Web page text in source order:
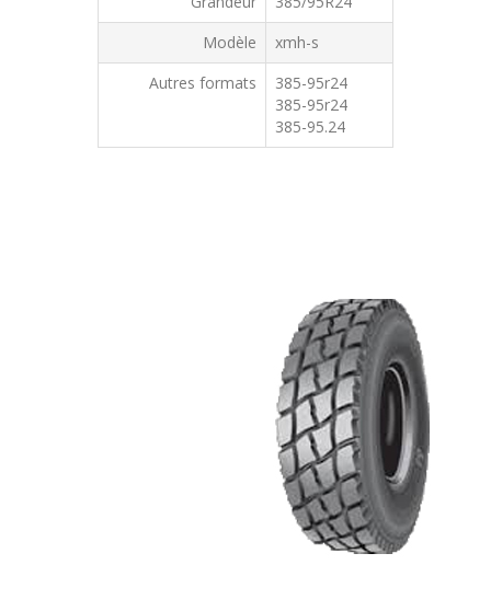
Modèle
xmh-s
Autres formats
385-95r24
385-95r24
385-95.24